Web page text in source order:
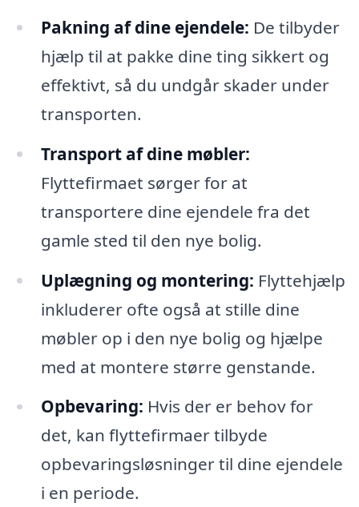
Pakning af dine ejendele: De tilbyder
hjælp til at pakke dine ting sikkert og
effektivt, så du undgår skader under
transporten.
Transport af dine møbler:
Flyttefirmaet sørger for at
transportere dine ejendele fra det
gamle sted til den nye bolig.
Uplægning og montering: Flyttehjælp
inkluderer ofte også at stille dine
møbler op i den nye bolig og hjælpe
med at montere større genstande.
Opbevaring: Hvis der er behov for
det, kan flyttefirmaer tilbyde
opbevaringsløsninger til dine ejendele
i en periode.